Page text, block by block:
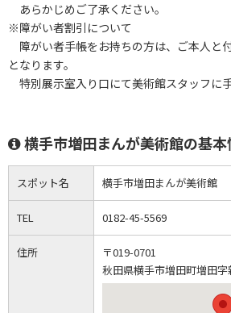
あらかじめご了承ください。
※障がい者割引について
障がい者手帳をお持ちの方は、ご本人と
となります。
特別展示室入り口にて美術館スタッフに
横手市増田まんが美術館の基
スポット名 横手市増田まんが美術館
TEL 0182-45-5569
住所
〒019-0701
秋田県横手市増田町増田字